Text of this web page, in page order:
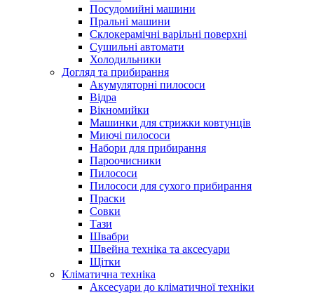
Посудомийні машини
Пральні машини
Склокерамічні варільні поверхні
Сушильні автомати
Холодильники
Догляд та прибирання
Акумуляторні пилососи
Відра
Вікномийки
Машинки для стрижки ковтунців
Миючі пилососи
Набори для прибирання
Пароочисники
Пилососи
Пилососи для сухого прибирання
Праски
Совки
Тази
Швабри
Швейна техніка та аксесуари
Щітки
Кліматична техніка
Аксесуари до кліматичної техніки